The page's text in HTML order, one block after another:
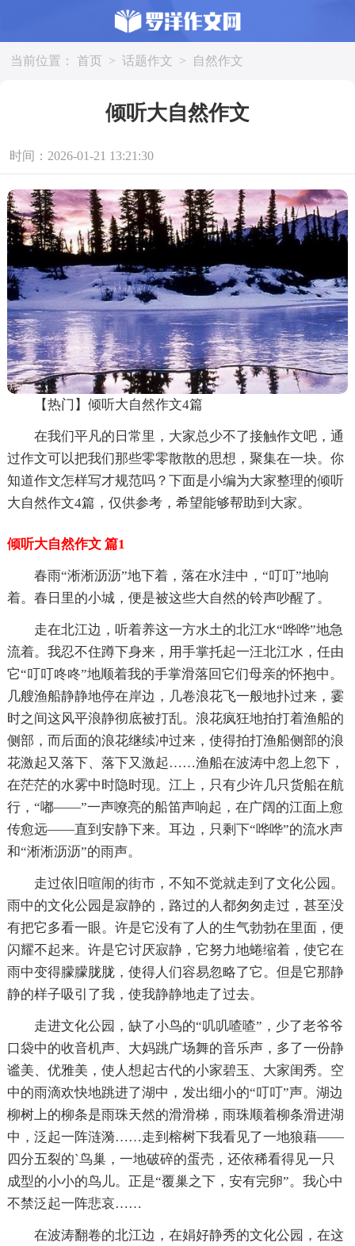
当前位置： 首页 > 话题作文 > 自然作文
倾听大自然作文
时间：2026-01-21 13:21:30
【热门】倾听大自然作文4篇
在我们平凡的日常里，大家总少不了接触作文吧，通
过作文可以把我们那些零零散散的思想，聚集在一块。你
知道作文怎样写才规范吗？下面是小编为大家整理的倾听
大自然作文4篇，仅供参考，希望能够帮助到大家。
倾听大自然作文 篇1
春雨“淅淅沥沥”地下着，落在水洼中，“叮叮”地响
着。春日里的小城，便是被这些大自然的铃声吵醒了。
走在北江边，听着养这一方水土的北江水“哗哗”地急
流着。我忍不住蹲下身来，用手掌托起一汪北江水，任由
它“叮叮咚咚”地顺着我的手掌滑落回它们母亲的怀抱中。
几艘渔船静静地停在岸边，几卷浪花飞一般地扑过来，霎
时之间这风平浪静彻底被打乱。浪花疯狂地拍打着渔船的
侧部，而后面的浪花继续冲过来，使得拍打渔船侧部的浪
花激起又落下、落下又激起……渔船在波涛中忽上忽下，
在茫茫的水雾中时隐时现。江上，只有少许几只货船在航
行，“嘟――”一声嘹亮的船笛声响起，在广阔的江面上愈
传愈远――直到安静下来。耳边，只剩下“哗哗”的流水声
和“淅淅沥沥”的雨声。
走过依旧喧闹的街市，不知不觉就走到了文化公园。
雨中的文化公园是寂静的，路过的人都匆匆走过，甚至没
有把它多看一眼。许是它没有了人的生气勃勃在里面，便
闪耀不起来。许是它讨厌寂静，它努力地蜷缩着，使它在
雨中变得朦朦胧胧，使得人们容易忽略了它。但是它那静
静的样子吸引了我，使我静静地走了过去。
走进文化公园，缺了小鸟的“叽叽喳喳”，少了老爷爷
口袋中的收音机声、大妈跳广场舞的音乐声，多了一份静
谧美、优雅美，使人想起古代的小家碧玉、大家闺秀。空
中的雨滴欢快地跳进了湖中，发出细小的“叮叮”声。湖边
柳树上的柳条是雨珠天然的滑滑梯，雨珠顺着柳条滑进湖
中，泛起一阵涟漪……走到榕树下我看见了一地狼藉――
四分五裂的`鸟巢，一地破碎的蛋壳，还依稀看得见一只
成型的小小的鸟儿。正是“覆巢之下，安有完卵”。我心中
不禁泛起一阵悲哀……
在波涛翻卷的北江边，在娟好静秀的文化公园，在这